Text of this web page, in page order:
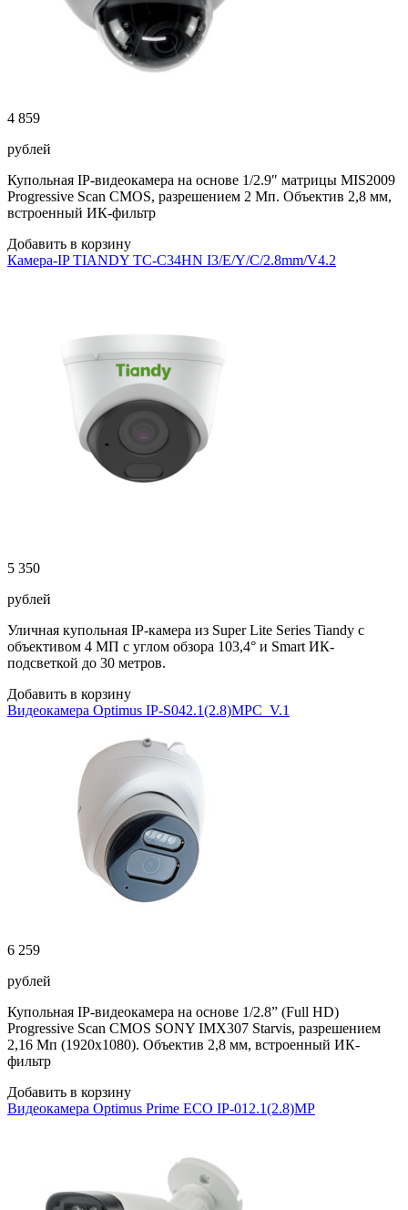
4 859
рублей
Купольная IP-видеокамера на основе 1/2.9″ матрицы MIS2009
Progressive Scan CMOS, разрешением 2 Мп. Объектив 2,8 мм,
встроенный ИК-фильтр
Добавить в корзину
Камера-IP TIANDY TC-C34HN I3/E/Y/C/2.8mm/V4.2
5 350
рублей
Уличная купольная IP-камера из Super Lite Series Tiandy с
объективом 4 МП с углом обзора 103,4° и Smart ИК-
подсветкой до 30 метров.
Добавить в корзину
Видеокамера Optimus IP-S042.1(2.8)MPC_V.1
6 259
рублей
Купольная IP-видеокамера на основе 1/2.8” (Full HD)
Progressive Scan CMOS SONY IMX307 Starvis, разрешением
2,16 Мп (1920х1080). Объектив 2,8 мм, встроенный ИК-
фильтр
Добавить в корзину
Видеокамера Optimus Prime ECO IP-012.1(2.8)MP